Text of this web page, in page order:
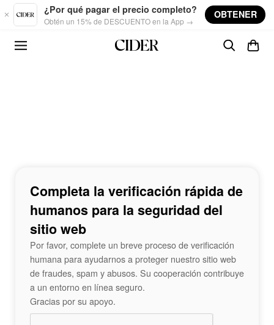
Skip to main content
¿Por qué pagar el precio completo?
Obtén un 15% de DESCUENTO en la App →
OBTENER
Completa la verificación rápida de
humanos para la seguridad del
sitio web
Por favor, complete un breve proceso de verificación
humana para ayudarnos a proteger nuestro sitio web
de fraudes, spam y abusos. Su cooperación contribuye
a un entorno en línea seguro.
Gracias por su apoyo.